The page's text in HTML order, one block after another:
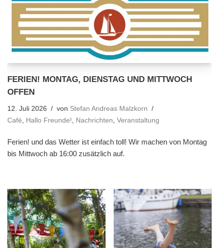
FERIEN! MONTAG, DIENSTAG UND MITTWOCH
OFFEN
12. Juli 2026 von Stefan Andreas Malzkorn
Café, Hallo Freunde!, Nachrichten, Veranstaltung
Ferien! und das Wetter ist einfach toll! Wir machen von Montag
bis Mittwoch ab 16:00 zusätzlich auf.